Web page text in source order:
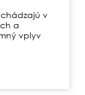
v
a
vplyv